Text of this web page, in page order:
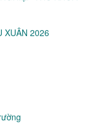
XUÂN 2026